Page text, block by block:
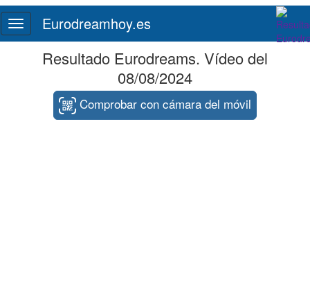
Toggle
navigation
Eurodreamhoy.es
Resultado Eurodreams. Vídeo del
08/08/2024
Comprobar con cámara del móvil